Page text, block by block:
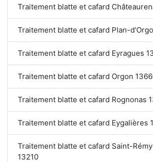
Traitement blatte et cafard
Traitement blatte et cafard Plan-
Traitement blatte et cafard Eyragues
Traitement blatte et cafard Orgon
Traitement blatte et cafard Rognonas
Traitement blatte et cafard Eygalières
Traitement blatte et cafard Saint-
13210